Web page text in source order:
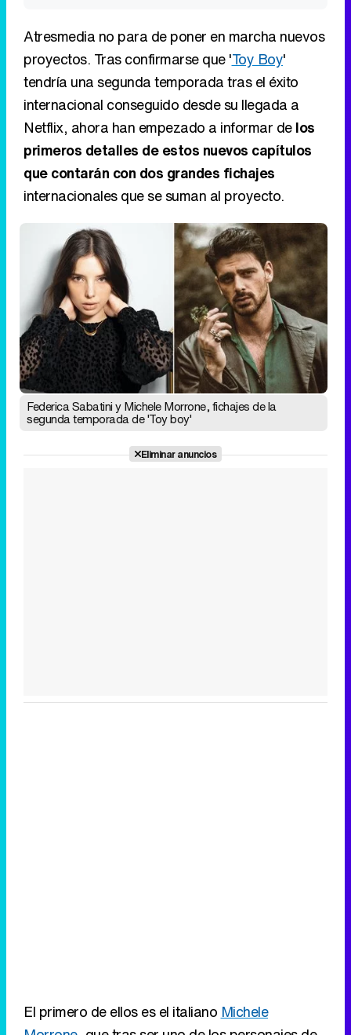
Atresmedia no para de poner en marcha nuevos
proyectos. Tras confirmarse que 'Toy Boy'
tendría una segunda temporada tras el éxito
internacional conseguido desde su llegada a
Netflix, ahora han empezado a informar delos
primeros detalles de estos nuevos capítulos
que contarán con dos grandes fichajes
internacionales que se suman al proyecto.
Federica Sabatini y Michele Morrone, fichajes de la
segunda temporada de 'Toy boy'
Eliminar anuncios
El primero de ellos es el italiano Michele